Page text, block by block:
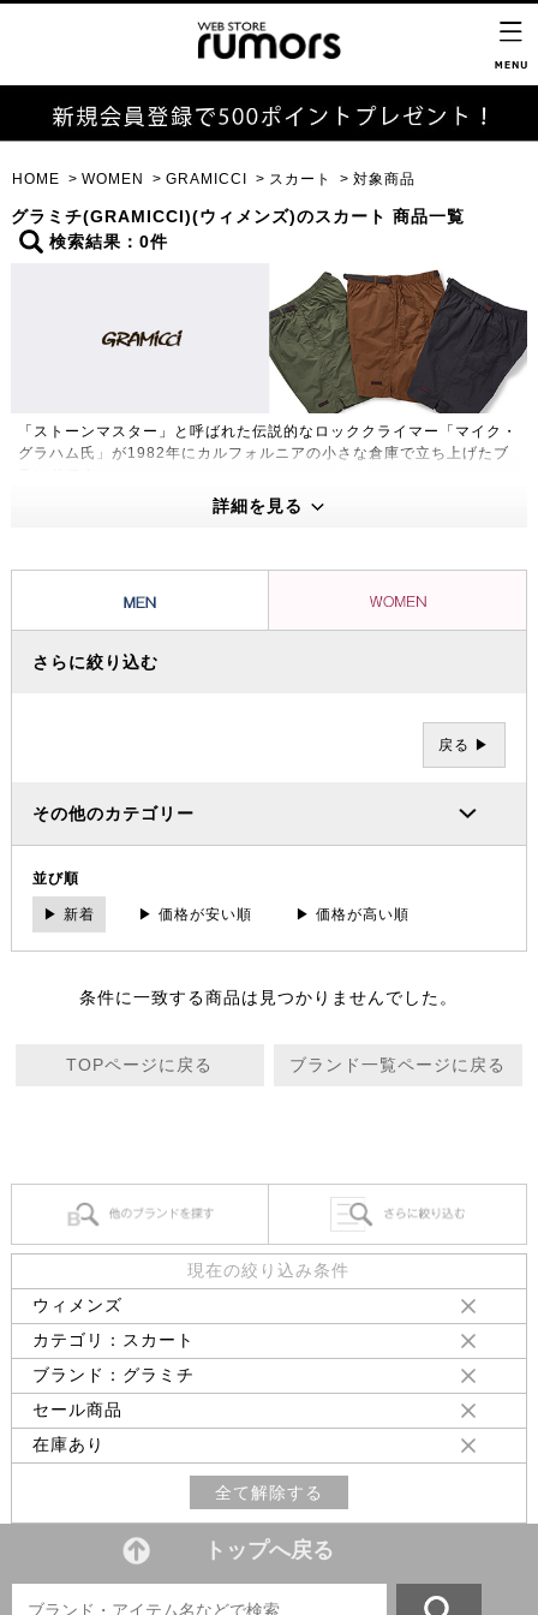
HOME WOMEN GRAMICCI スカート 対象商品
グラミチ(GRAMICCI)(ウィメンズ)のスカート 商品一覧
検索結果：0件
「ストーンマスター」と呼ばれた伝説的なロッククライマー「マイク・
グラハム氏」が1982年にカルフォルニアの小さな倉庫で立ち上げたブ
180度自然な開脚を可能にした「ガゼットクロッチ」や片手で簡単に調
節できる「Webbingベルト」など独特の機能性をもったグラミチパン
詳細を見る
さらに絞り込む
戻る ▶
その他のカテゴリー
並び順
▶ 新着 ▶ 価格が安い順 ▶ 価格が高い順
条件に一致する商品は見つかりませんでした。
TOPページに戻る ブランド一覧ページに戻る
現在の絞り込み条件
ウィメンズ
カテゴリ：スカート
ブランド：グラミチ
セール商品
在庫あり
全て解除する
トップへ戻る